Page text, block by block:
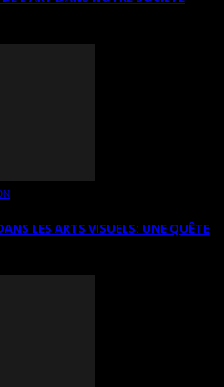
LES ARTS VISUELS: UNE QUÊTE